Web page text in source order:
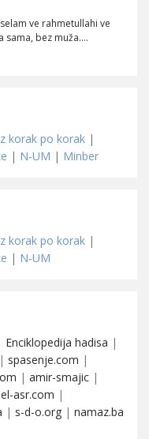
ve rahmetullahi ve
sama, bez muža.…
korak po korak |
| N-UM | Minber
korak po korak |
| N-UM
Enciklopedija hadisa |
| spasenje.com |
| amir-smajic |
el-asr.com |
| s-d-o.org | namaz.ba